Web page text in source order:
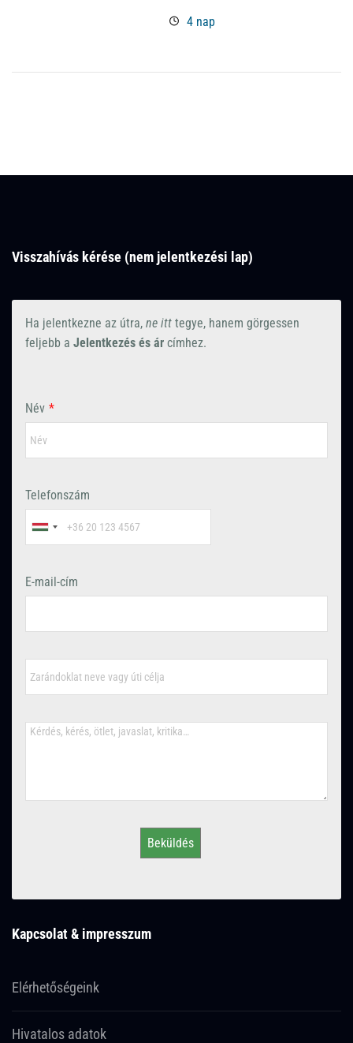
4 nap
Visszahívás kérése (nem jelentkezési lap)
Ha jelentkezne az útra, ne itt tegye, hanem görgessen
feljebb a Jelentkezés és ár címhez.
Név *
Telefonszám
E-mail-cím
Beküldés
Kapcsolat & impresszum
Elérhetőségeink
Hivatalos adatok